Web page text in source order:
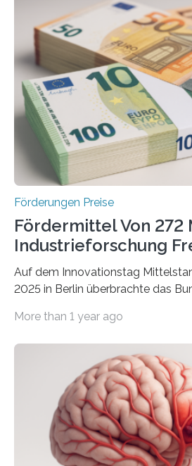
Förderungen Preise
Fördermittel Von 272
Industrieforschung
Auf dem Innovationstag
2025 in Berlin überbrachte das
Überplanmäßige
Woche vom Haushaltsausschuss
anderem zur Unterstützung der
Industrieforschungsprogramme
Gemeinschaftsforschung (IGF),
Innovationsprogramm Mittelstand
Innovationskompetenz INNO-
Innovationstag Mittelstand 2025
More than 1 year ago